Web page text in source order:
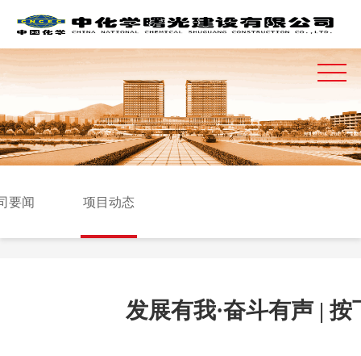
要闻 项目动态
发展有我·奋斗有声 |